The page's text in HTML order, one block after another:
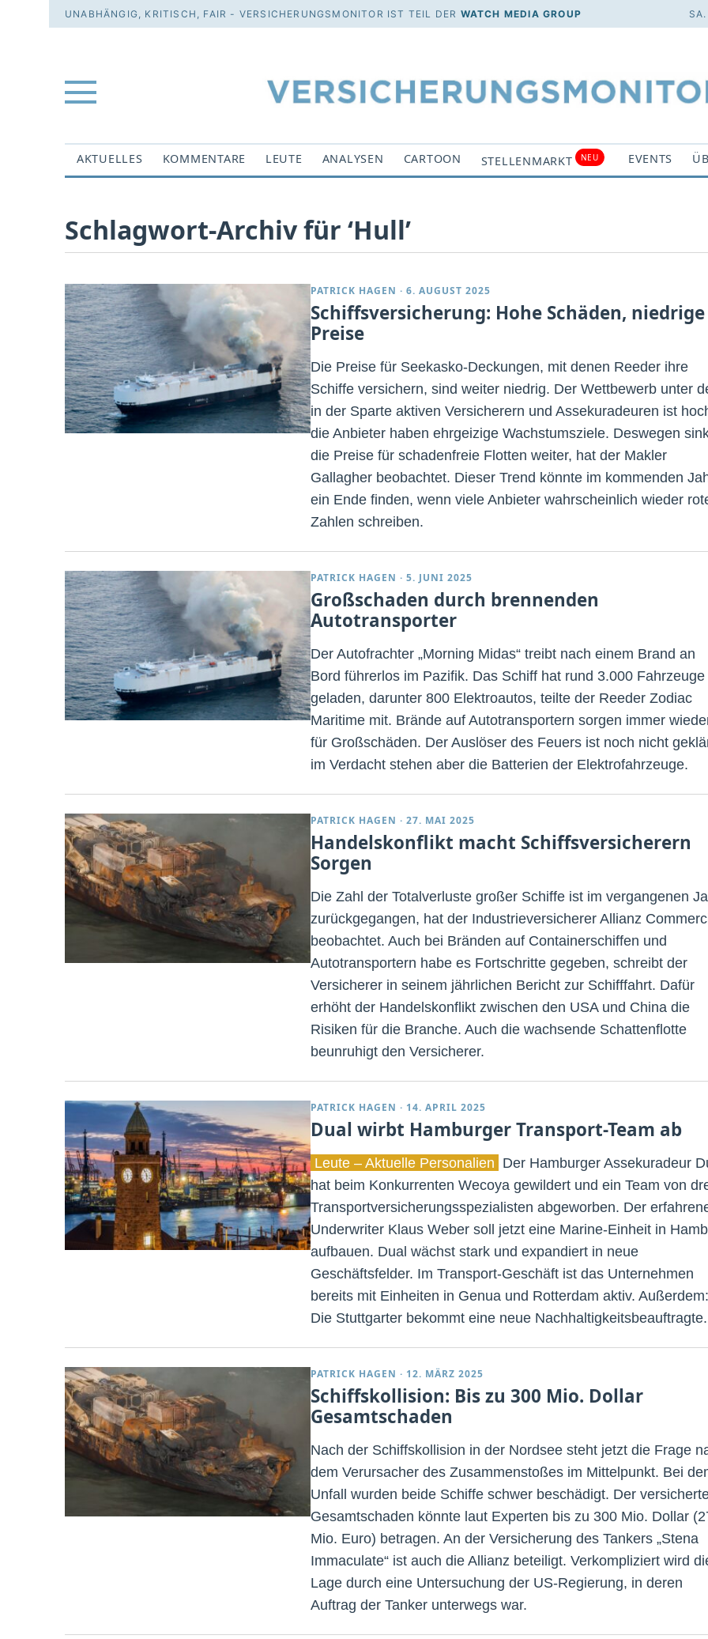
UNABHÄNGIG, KRITISCH, FAIR - VERSICHERUNGSMONITOR IST TEIL DER WATCH MEDIA GROUP
AKTUELLES KOMMENTARE LEUTE ANALYSEN CARTOON STELLENMARKT NEU EVENTS
Schlagwort-Archiv für ‘Hull’
PATRICK HAGEN · 6. AUGUST 2025
Schiffsversicherung: Hohe Schäden, niedrige
Preise
Die Preise für Seekasko-Deckungen, mit denen Reeder ihre
Schiffe versichern, sind weiter niedrig. Der Wettbewerb unter
in der Sparte aktiven Versicherern und Assekuradeuren ist
die Anbieter haben ehrgeizige Wachstumsziele. Deswegen
die Preise für schadenfreie Flotten weiter, hat der Makler
Gallagher beobachtet. Dieser Trend könnte im kommenden
ein Ende finden, wenn viele Anbieter wahrscheinlich wieder
Zahlen schreiben.
PATRICK HAGEN · 5. JUNI 2025
Großschaden durch brennenden
Autotransporter
Der Autofrachter „Morning Midas“ treibt nach einem Brand an
Bord führerlos im Pazifik. Das Schiff hat rund 3.000 Fahrzeuge
geladen, darunter 800 Elektroautos, teilte der Reeder Zodiac
Maritime mit. Brände auf Autotransportern sorgen immer
für Großschäden. Der Auslöser des Feuers ist noch nicht
im Verdacht stehen aber die Batterien der Elektrofahrzeuge.
PATRICK HAGEN · 27. MAI 2025
Handelskonflikt macht Schiffsversicherern
Sorgen
Die Zahl der Totalverluste großer Schiffe ist im vergangenen
zurückgegangen, hat der Industrieversicherer Allianz
beobachtet. Auch bei Bränden auf Containerschiffen und
Autotransportern habe es Fortschritte gegeben, schreibt der
Versicherer in seinem jährlichen Bericht zur Schifffahrt. Dafür
erhöht der Handelskonflikt zwischen den USA und China die
Risiken für die Branche. Auch die wachsende Schattenflotte
beunruhigt den Versicherer.
PATRICK HAGEN · 14. APRIL 2025
Dual wirbt Hamburger Transport-Team ab
Leute – Aktuelle Personalien Der Hamburger Assekuradeur
hat beim Konkurrenten Wecoya gewildert und ein Team von
Transportversicherungsspezialisten abgeworben. Der
Underwriter Klaus Weber soll jetzt eine Marine-Einheit in
aufbauen. Dual wächst stark und expandiert in neue
Geschäftsfelder. Im Transport-Geschäft ist das Unternehmen
bereits mit Einheiten in Genua und Rotterdam aktiv. Außerdem:
Die Stuttgarter bekommt eine neue Nachhaltigkeitsbeauftragte.
PATRICK HAGEN · 12. MÄRZ 2025
Schiffskollision: Bis zu 300 Mio. Dollar
Gesamtschaden
Nach der Schiffskollision in der Nordsee steht jetzt die Frage
dem Verursacher des Zusammenstoßes im Mittelpunkt. Bei
Unfall wurden beide Schiffe schwer beschädigt. Der
Gesamtschaden könnte laut Experten bis zu 300 Mio. Dollar
Mio. Euro) betragen. An der Versicherung des Tankers „Stena
Immaculate“ ist auch die Allianz beteiligt. Verkompliziert wird
Lage durch eine Untersuchung der US-Regierung, in deren
Auftrag der Tanker unterwegs war.